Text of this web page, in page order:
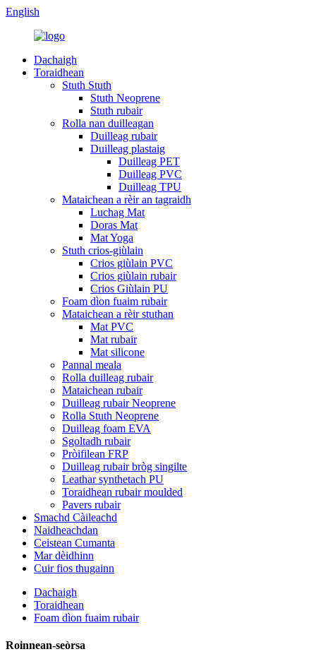
English
Dachaigh
Toraidhean
Stuth Stuth
Stuth Neoprene
Stuth rubair
Rolla nan duilleagan
Duilleag rubair
Duilleag plastaig
Duilleag PET
Duilleag PVC
Duilleag TPU
Mataichean a rèir an tagraidh
Luchag Mat
Doras Mat
Mat Yoga
Stuth crios-giùlain
Crios giùlain PVC
Crios giùlain rubair
Crios Giùlain PU
Foam dìon fuaim rubair
Mataichean a rèir stuthan
Mat PVC
Mat rubair
Mat silicone
Pannal meala
Rolla duilleag rubair
Mataichean rubair
Duilleag rubair Neoprene
Rolla Stuth Neoprene
Duilleag foam EVA
Sgoltadh rubair
Pròifilean FRP
Duilleag rubair bròg singilte
Leathar synthetach PU
Toraidhean rubair moulded
Pavers rubair
Smachd Càileachd
Naidheachdan
Ceistean Cumanta
Mar dèidhinn
Cuir fios thugainn
Dachaigh
Toraidhean
Foam dìon fuaim rubair
Roinnean-seòrsa